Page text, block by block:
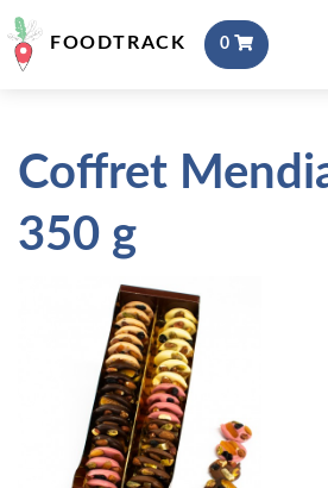
FOODTRACK 0
Coffret
350 g